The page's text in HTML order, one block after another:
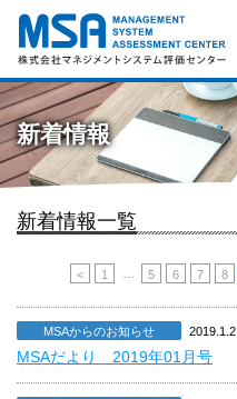
株式会社 マネジメントシステ
ム評価センター
新着情報
新着情報一覧
< 1 5 6 7 8
MSAからのお知らせ 2019.1.2
MSAだより 2019年01月号